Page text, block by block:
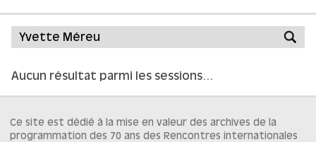
Aucun résultat parmi les sessions…
Ce site est dédié à la mise en valeur des archives de la
programmation des 70 ans des Rencontres internationales